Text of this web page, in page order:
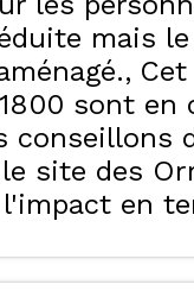
mais
sont en
conseillons
site des
en